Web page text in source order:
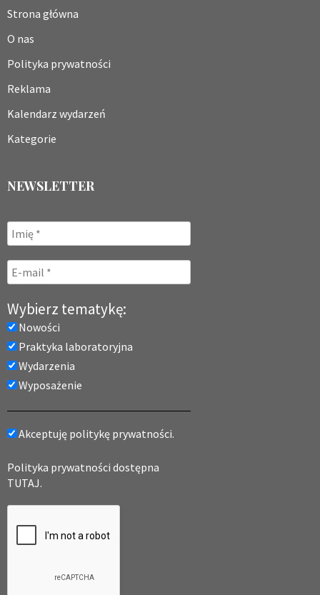
Strona główna
O nas
Polityka prywatności
Reklama
Kalendarz wydarzeń
Kategorie
NEWSLETTER
Wybierz tematykę:
Nowości
Praktyka laboratoryjna
Wydarzenia
Wyposażenie
Akceptuję politykę prywatności.
Polityka prywatności dostępna
TUTAJ.